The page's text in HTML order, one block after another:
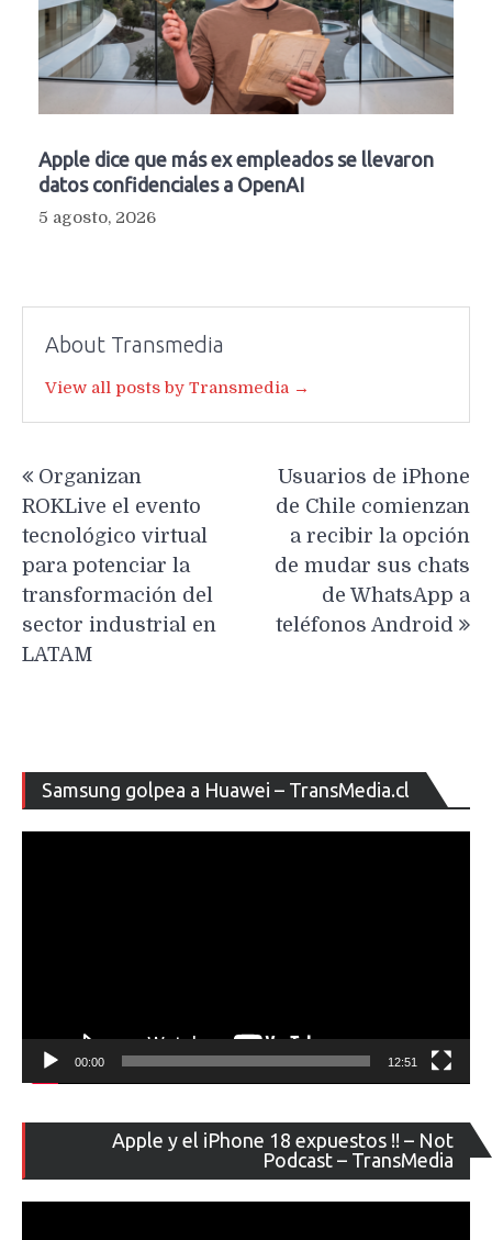
Apple dice que más ex empleados se llevaron
datos confidenciales a OpenAI
5 agosto, 2026
About Transmedia
View all posts by Transmedia →
de
entradas
Organizan
ROKLive el evento
tecnológico virtual
para potenciar la
transformación del
sector industrial en
LATAM
Usuarios de iPhone
de Chile comienzan
a recibir la opción
de mudar sus chats
de WhatsApp a
teléfonos Android
Samsung golpea a Huawei – TransMedia.cl
de
00:00 12:51
Apple y el iPhone 18 expuestos !! – Not
Podcast – TransMedia
de